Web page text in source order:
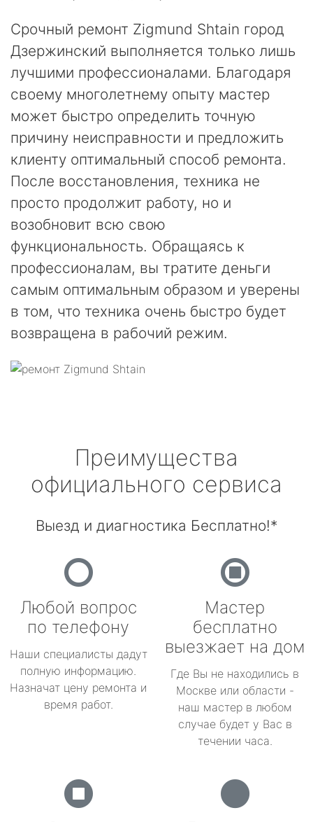
Срочный ремонт Zigmund Shtain город
Дзержинский выполняется только лишь
лучшими профессионалами. Благодаря
своему многолетнему опыту мастер
может быстро определить точную
причину неисправности и предложить
клиенту оптимальный способ ремонта.
После восстановления, техника не
просто продолжит работу, но и
возобновит всю свою
функциональность. Обращаясь к
профессионалам, вы тратите деньги
самым оптимальным образом и уверены
в том, что техника очень быстро будет
возвращена в рабочий режим.
Преимущества
официального сервиса
Выезд и диагностика Бесплатно!*
Любой вопрос
по телефону
Наши специалисты дадут
полную информацию.
Назначат цену ремонта и
время работ.
Мастер
бесплатно
выезжает на дом
Где Вы не находились в
Москве или области -
наш мастер в любом
случае будет у Вас в
течении часа.